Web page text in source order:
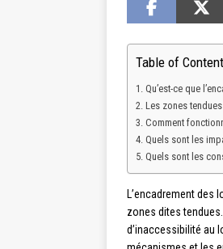
Table of
Qu’est-ce que
Les zones
Comment
Quels sont les
Quels sont les
L’encadrement des
zones dites
d’inaccessibilité au